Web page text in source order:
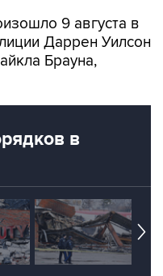
9 августа в
Даррен Уилсон
Брауна,
в